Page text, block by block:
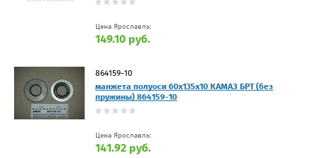
Цена Ярославль:
149.10 руб.
864159-10
манжета полуоси 60х135х10 КАМАЗ БРТ (без
пружины) 864159-10
Цена Ярославль:
141.92 руб.